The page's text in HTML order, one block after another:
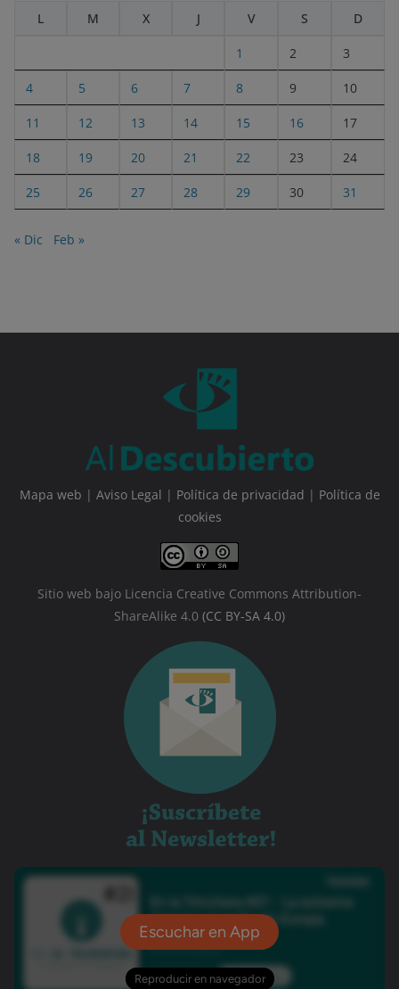
L
M X J V S D
1 2 3
4 5 6 7 8 9 10
11 12 13 14 15 16 17
18 19 20 21 22 23 24
25 26 27 28 29 30 31
« Dic Feb »
Mapa web | Aviso Legal | Política de privacidad | Política de
cookies
Sitio web bajo Licencia Creative Commons Attribution-
ShareAlike 4.0 (CC BY-SA 4.0)